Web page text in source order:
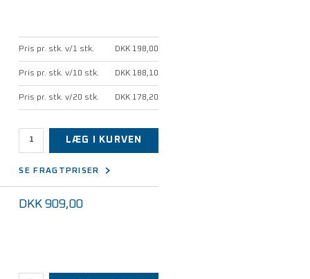
Pris pr. stk. v/1 stk. DKK 198,00
Pris pr. stk. v/10 stk. DKK 188,10
Pris pr. stk. v/20 stk. DKK 178,20
LÆG I KURVEN
SE FRAGTPRISER
DKK 909,00